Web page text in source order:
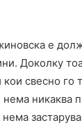
е
Доколку
свесно го
никаква
нема